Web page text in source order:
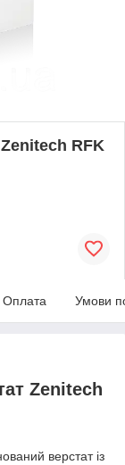
RFK
Оплата Умови
Zenitech
верстат із